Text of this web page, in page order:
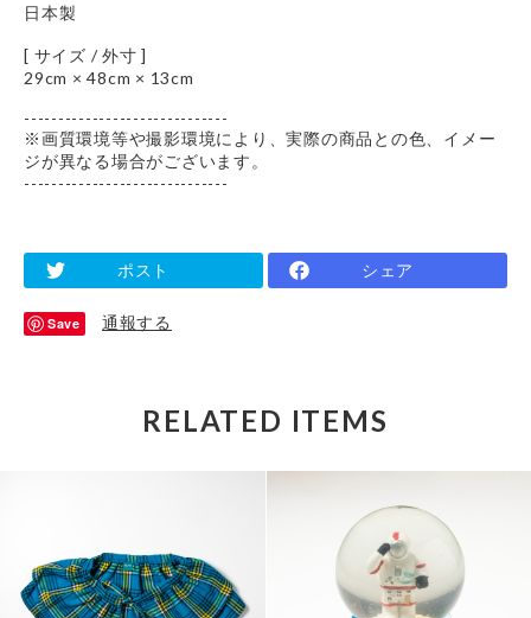
日本製
[ サイズ / 外寸 ]
29cm × 48cm × 13cm
------------------------------
※画質環境等や撮影環境により、実際の商品との色、イメー
ジが異なる場合がございます。
------------------------------
ポスト シェア
Save 通報する
RELATED ITEMS